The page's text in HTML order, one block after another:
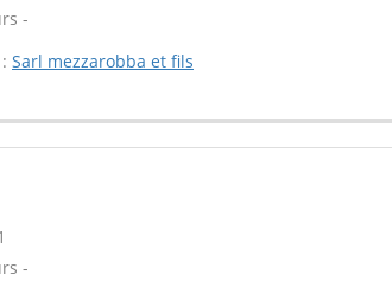
-
Sarl mezzarobba et fils
-